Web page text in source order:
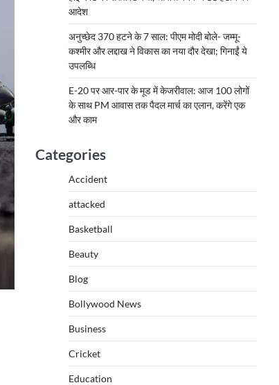
आदेश
अनुच्छेद 370 हटने के 7 साल: पीएम मोदी बोले- जम्मू-
कश्मीर और लद्दाख ने विकास का नया दौर देखा; गिनाईं ये
उपलब्धि
E-20 पर आर-पार के मूड में केजरीवाल: आज 100 लोगों
के साथ PM आवास तक पैदल मार्च का एलान, करेंगे एक
और काम
Categories
Accident
attacked
Basketball
Beauty
Blog
Bollywood News
Business
Cricket
Education